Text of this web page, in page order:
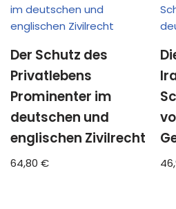
Der Schutz des
Privatlebens
Prominenter im
deutschen und
englischen Zivilrecht
64,80 €